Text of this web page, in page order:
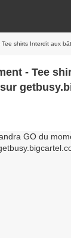
Interdit aux bâtards /
- Tee